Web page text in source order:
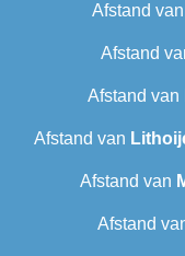
Afstand van
Afstand
Afstand van
Afstand van
Afstand van
Afstand